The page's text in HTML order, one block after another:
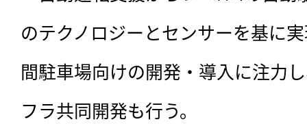
のテクノロジーとセンサーを基に
間駐車場向けの開発・導入に注力
フラ共同開発も行う。